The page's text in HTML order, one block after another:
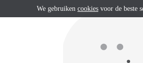
We gebruiken cookies voor de beste